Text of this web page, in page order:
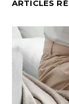
ARTICLES